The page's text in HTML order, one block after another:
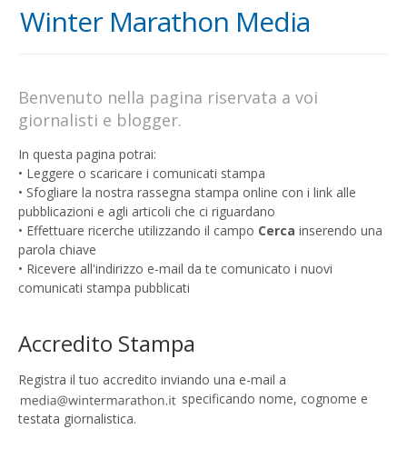
Winter Marathon Media
Benvenuto nella pagina riservata a voi
giornalisti e blogger.
In questa pagina potrai:
• Leggere o scaricare i comunicati stampa
• Sfogliare la nostra rassegna stampa online con i link alle
pubblicazioni e agli articoli che ci riguardano
• Effettuare ricerche utilizzando il campo Cerca inserendo una
parola chiave
• Ricevere all'indirizzo e-mail da te comunicato i nuovi
comunicati stampa pubblicati
Accredito Stampa
Registra il tuo accredito inviando una e-mail a
specificando nome, cognome e
testata giornalistica.